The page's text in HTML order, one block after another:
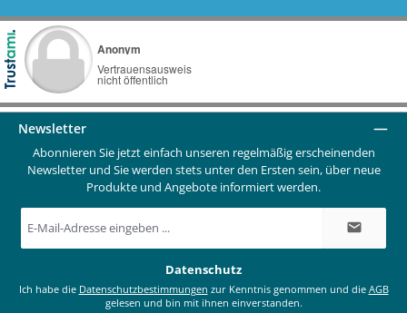
Newsletter
Abonnieren Sie jetzt einfach unseren regelmäßig erscheinenden
Newsletter und Sie werden stets unter den Ersten sein, über neue
Produkte und Angebote informiert werden.
Mail-
Datenschutz
Ich habe die Datenschutzbestimmungen zur Kenntnis genommen und die AGB
gelesen und bin mit ihnen einverstanden.